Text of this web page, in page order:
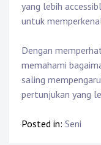
yang lebih
untuk
Dengan
memahami
saling
pertunjukan yang
Posted in: Seni